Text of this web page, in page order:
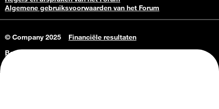
Algemene gebruiksvoorwaarden van het Forum
© Company 2025
Financiële resultaten
Bedrijfsgegevens